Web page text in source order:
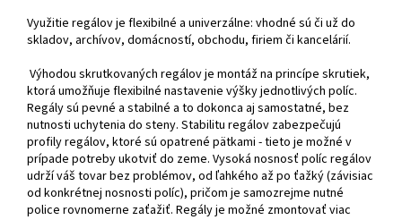
Využitie regálov je flexibilné a univerzálne: vhodné sú či už do
skladov, archívov, domácností, obchodu, firiem či kancelárií.
Výhodou skrutkovaných regálov je montáž na princípe skrutiek,
ktorá umožňuje flexibilné nastavenie výšky jednotlivých políc.
Regály sú pevné a stabilné a to dokonca aj samostatné, bez
nutnosti uchytenia do steny. Stabilitu regálov zabezpečujú
profily regálov, ktoré sú opatrené pätkami - tieto je možné v
prípade potreby ukotviť do zeme. Vysoká nosnosť políc regálov
udrží váš tovar bez problémov, od ľahkého až po ťažký (závisiac
od konkrétnej nosnosti políc), pričom je samozrejme nutné
police rovnomerne zaťažiť. Regály je možné zmontovať viac